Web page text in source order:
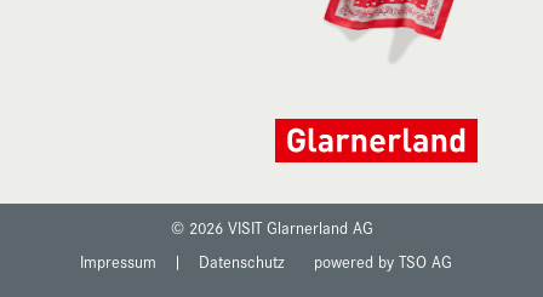
© 2026 VISIT Glarnerland AG
Impressum
| Datenschutz powered by TSO AG